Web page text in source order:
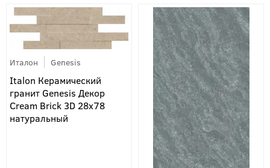
Италон Genesis
Italon Керамический
гранит Genesis Декор
Cream Brick 3D 28x78
натуральный